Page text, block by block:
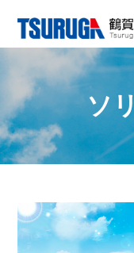
content
ソ